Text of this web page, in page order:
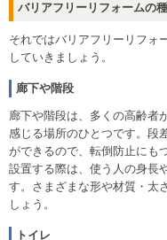
バリアフリーリフォームの
それではバリアフリーリフォ
していきましょう。
廊下や階段
廊下や階段は、多くの高齢者
感じる場所のひとつです。段
ができるので、転倒防止にも
設置する際は、使う人の身長
す。さまざまな形や材質・太
しょう。
トイレ